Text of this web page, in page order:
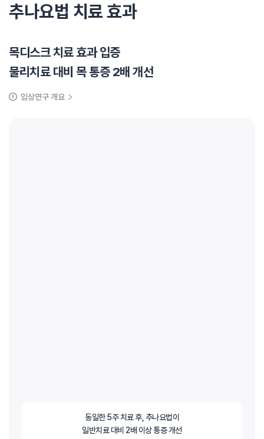
추나요법 치료 효과
목디스크 치료 효과 입증
물리치료 대비 목 통증 2배 개선
임상연구 개요
동일한 5주 치료 후, 추나요법이
일반치료 대비 2배 이상 통증 개선